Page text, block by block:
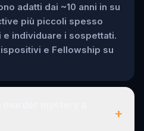
adatti dai ~10 anni in su
più piccoli spesso
individuare i sospettati.
e Fellowship su
+